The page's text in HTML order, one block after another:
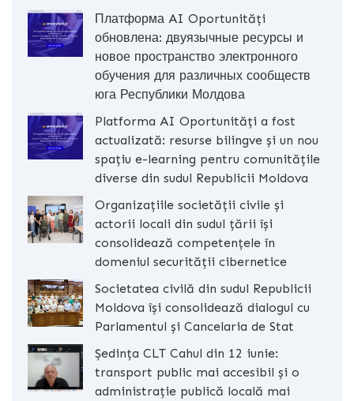
Платформа AI Oportunități
обновлена: двуязычные ресурсы и
новое пространство электронного
обучения для различных сообществ
юга Республики Молдова
Platforma AI Oportunități a fost
actualizată: resurse bilingve și un nou
spațiu e-learning pentru comunitățile
diverse din sudul Republicii Moldova
Organizațiile societății civile și
actorii locali din sudul țării își
consolidează competențele în
domeniul securității cibernetice
Societatea civilă din sudul Republicii
Moldova își consolidează dialogul cu
Parlamentul și Cancelaria de Stat
Ședința CLT Cahul din 12 iunie:
transport public mai accesibil și o
administrație publică locală mai